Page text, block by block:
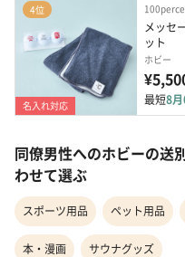
4位
名入れ対応
メッセ
ット
ホビー
最短8
同僚男性へのホビーの送
わせて選ぶ
スポーツ用品 ペット用品
本・漫画 サウナグッズ